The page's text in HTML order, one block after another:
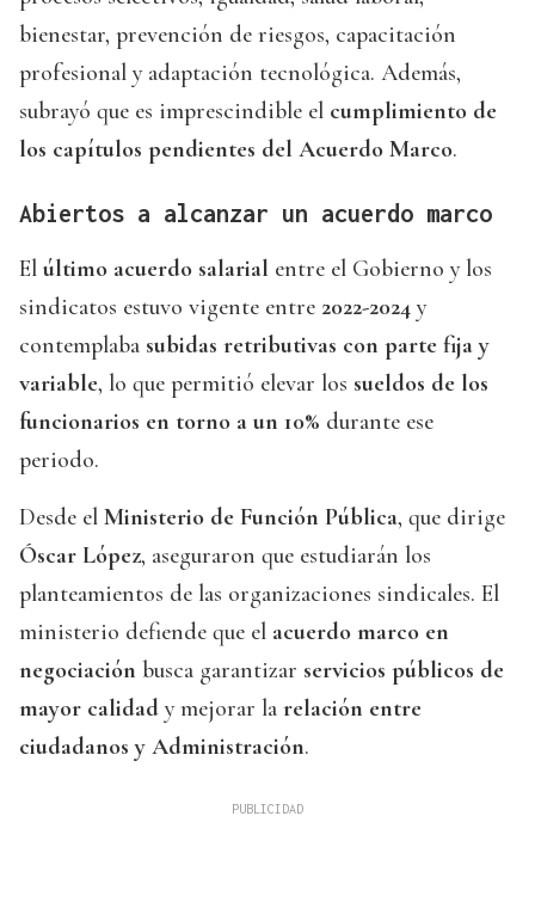
bienestar, prevención de riesgos, capacitación
profesional y adaptación tecnológica. Además,
subrayó que es imprescindible el cumplimiento de
los capítulos pendientes del Acuerdo Marco.
Abiertos a alcanzar un acuerdo marco
El último acuerdo salarial entre el Gobierno y los
sindicatos estuvo vigente entre 2022-2024 y
contemplaba subidas retributivas con parte fija y
variable, lo que permitió elevar los sueldos de los
funcionarios en torno a un 10% durante ese
periodo.
Desde el Ministerio de Función Pública, que dirige
Óscar López, aseguraron que estudiarán los
planteamientos de las organizaciones sindicales. El
ministerio defiende que el acuerdo marco en
negociación busca garantizar servicios públicos de
mayor calidad y mejorar la relación entre
ciudadanos y Administración.